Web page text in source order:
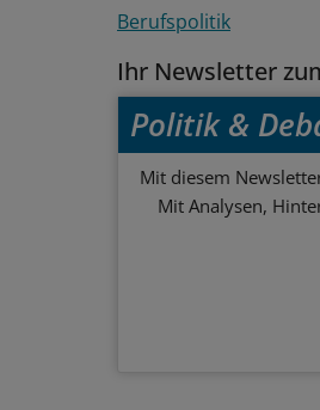
Berufspolitik
Ihr Newsletter
Politik &
Mit diesem
Mit Analysen,